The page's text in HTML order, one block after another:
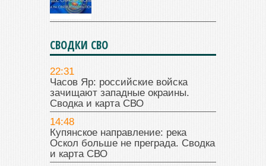
СВОДКИ СВО
22:31
Часов Яр: российские войска
зачищают западные окраины.
Сводка и карта СВО
14:48
Купянское направление: река
Оскол больше не преграда. Сводка
и карта СВО